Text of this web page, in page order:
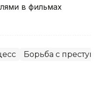
в фильмах
Борьба с